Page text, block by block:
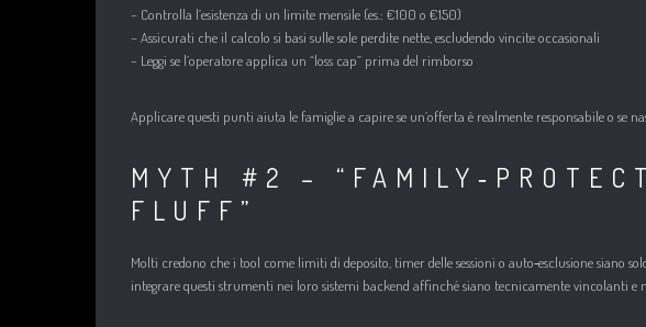
– Controlla l’esistenza di un limite mensile (es.: €100 o €150)
– Assicurati che il calcolo si basi sulle sole perdite nette, escludendo vincite occasionali
– Leggi se l’operatore applica un “loss cap” prima del rimborso
Applicare questi punti aiuta le famiglie a capire se un’offerta è realmente responsabile o se
MYTH #2 –
FLUFF”
Molti credono che i tool come limiti di deposito, timer delle sessioni o auto‑esclusione siano
integrare questi strumenti nei loro sistemi backend affinché siano tecnicamente vincolanti e